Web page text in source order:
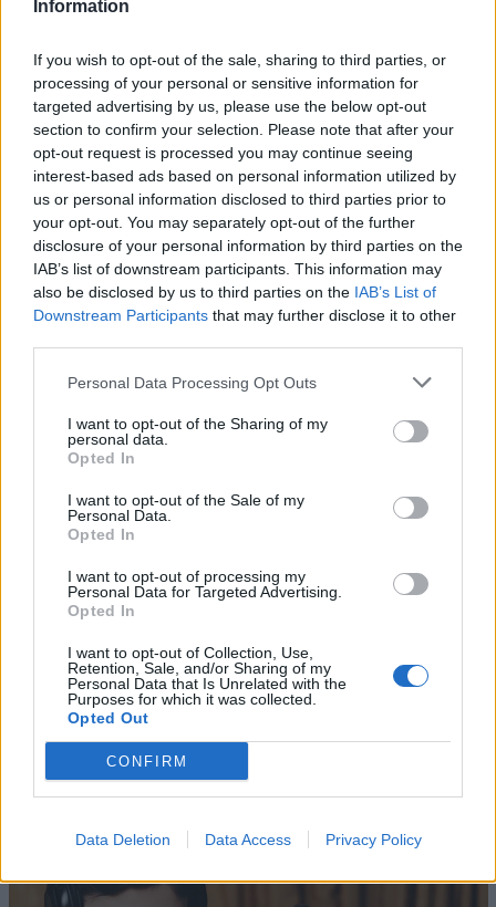
Information
If you wish to opt-out of the sale, sharing to third parties, or
processing of your personal or sensitive information for
targeted advertising by us, please use the below opt-out
section to confirm your selection. Please note that after your
opt-out request is processed you may continue seeing
interest-based ads based on personal information utilized by
us or personal information disclosed to third parties prior to
your opt-out. You may separately opt-out of the further
disclosure of your personal information by third parties on the
IAB’s list of downstream participants. This information may
also be disclosed by us to third parties on the IAB’s List of
Downstream Participants that may further disclose it to other
Personal Data Processing Opt Outs
I want to opt-out of the Sharing of my
personal data.
Opted In
I want to opt-out of the Sale of my
Personal Data.
Opted In
I want to opt-out of processing my
Personal Data for Targeted Advertising.
Opted In
I want to opt-out of Collection, Use,
Retention, Sale, and/or Sharing of my
Personal Data that Is Unrelated with the
Purposes for which it was collected.
Opted Out
CONFIRM
Data Deletion Data Access Privacy Policy
implementazione su larga scala continua a
l’adozione dell’AI resta spesso confinata agli ambiti
creativi, senza un’integrazione completa nei processi
di analisi, misurazione e ottimizzazione delle
performance. Il report individua infine quattro passaggi
chiave per ridurre il disallineamento: comprendere
dove le performance riportate smettono di riflettere
l’impatto reale, quantificare il costo della discrepanza,
rafforzare le basi della misurazione e scalare l’utilizzo
dell’AI in funzione dei risultati di business. “Questa
ricerca dimostra chiaramente che il prossimo
vantaggio competitivo nel marketing non deriva da un
di Incubeta -. Sarà invece determinato dalla capacità di
funziona davvero, cosa no e perché”.
DIGITAL MARKETING
Altri articoli che potrebbero piacerti